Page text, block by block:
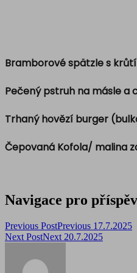
Bramborové spätzle s
Pečený pstruh na másle a
Trhaný hovězí burger
Čepovaná Kofola/ malina
Navigace pro
Previous PostPrevious 17.7.2025
Next PostNext 20.7.2025